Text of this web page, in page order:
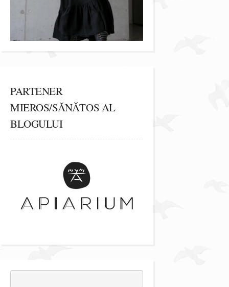
PARTENER
MIEROS/SĂNĂTOS AL
BLOGULUI